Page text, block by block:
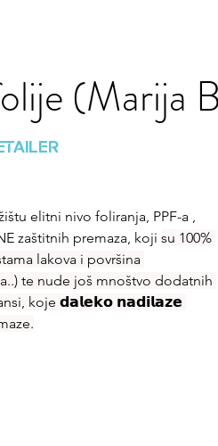
(Marija
elitni nivo foliranja, PPF-a ,
zaštitnih premaza, koji su 100%
lakova i površina
te nude još mnoštvo dodatnih
koje 𝗱𝗮𝗹𝗲𝗸𝗼 𝗻𝗮𝗱𝗶𝗹𝗮𝘇𝗲